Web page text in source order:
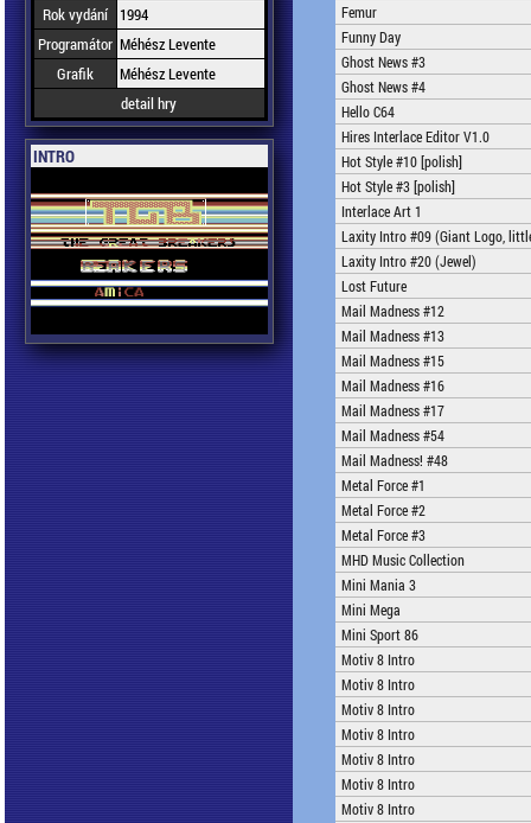
Rok vydání
1994
Programátor Méhész Levente
Grafik
Méhész Levente
detail hry
INTRO
Femur
Funny Day
Ghost News #3
Ghost News #4
Hello C64
Hires Interlace Editor V1.0
Hot Style #10 [polish]
Hot Style #3 [polish]
Interlace Art 1
Laxity Intro #09 (Giant Logo,
Laxity Intro #20 (Jewel)
Lost Future
Mail Madness #12
Mail Madness #13
Mail Madness #15
Mail Madness #16
Mail Madness #17
Mail Madness #54
Mail Madness! #48
Metal Force #1
Metal Force #2
Metal Force #3
MHD Music Collection
Mini Mania 3
Mini Mega
Mini Sport 86
Motiv 8 Intro
Motiv 8 Intro
Motiv 8 Intro
Motiv 8 Intro
Motiv 8 Intro
Motiv 8 Intro
Motiv 8 Intro